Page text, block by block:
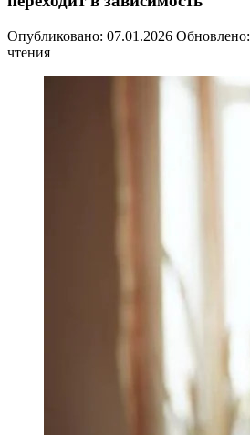
Опубликовано: 07.01.2026 Обновлено:
чтения